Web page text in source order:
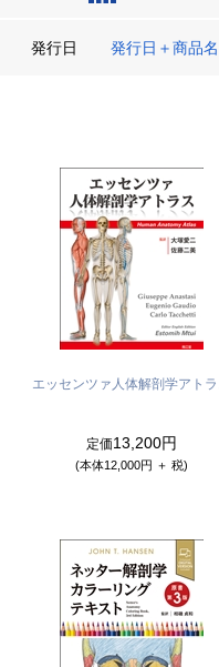
発行日 発行日＋商品名
エッセンツァ人体解剖学アトラ
定価13,200円
(本体12,000円 ＋ 税)